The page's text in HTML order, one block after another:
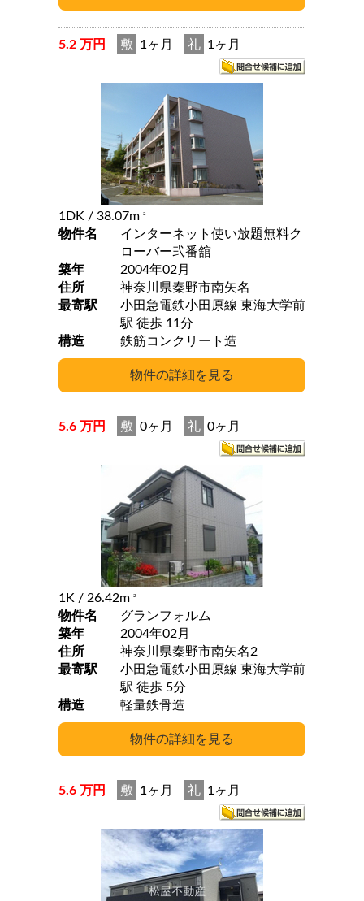
5.2 万円 敷 1ヶ月 礼 1ヶ月
1DK / 38.07m 2
物件名
インターネット使い放題無料ク
ローバー弐番舘
築年
2004年02月
住所
神奈川県秦野市南矢名
最寄駅
小田急電鉄小田原線 東海大学前
駅 徒歩 11分
構造
鉄筋コンクリート造
5.6 万円 敷 0ヶ月 礼 0ヶ月
1K / 26.42m 2
物件名
グランフォルム
築年
2004年02月
住所
神奈川県秦野市南矢名2
最寄駅
小田急電鉄小田原線 東海大学前
駅 徒歩 5分
構造
軽量鉄骨造
5.6 万円 敷 1ヶ月 礼 1ヶ月